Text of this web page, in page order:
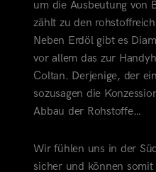
um die Ausbeutung von
zählt zu den
Neben Erdöl gibt es
vor allem das zur
Coltan. Derjenige, der
sozusagen die
Abbau der Rohstoffe…
Wir fühlen uns in der
sicher und können somit